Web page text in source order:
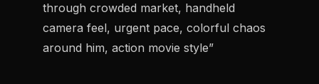
through crowded market, handheld
camera feel, urgent pace, colorful chaos
around him, action movie style”